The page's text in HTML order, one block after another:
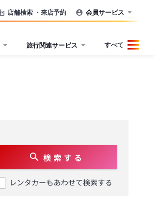
店舗検索 ・来店予約 会員サービス
旅行関連サービス すべて
検 索 す る
レンタカーもあわせて検索する